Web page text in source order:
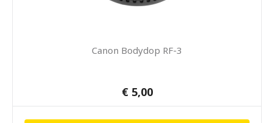
Canon Bodydop RF-3
€ 5,00